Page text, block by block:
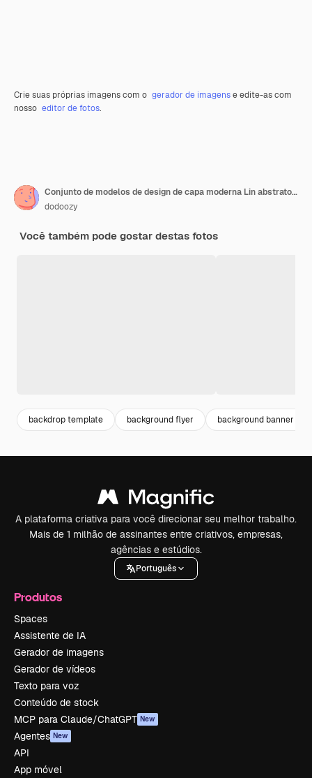
Crie suas próprias imagens com o gerador de imagense edite-as com
nosso editor de fotos.
Conjunto de modelos de design de capa moderna Lin abstrato vermelho
dodoozy
Você também pode gostar destas fotos
backdrop template background flyer background banner
A plataforma criativa para você direcionar seu melhor trabalho.
Mais de 1 milhão de assinantes entre criativos, empresas,
agências e estúdios.
Português
Produtos
Spaces
Assistente de IA
Gerador de imagens
Gerador de vídeos
Texto para voz
Conteúdo de stock
MCP para Claude/ChatGPT New
Agentes New
API
App móvel